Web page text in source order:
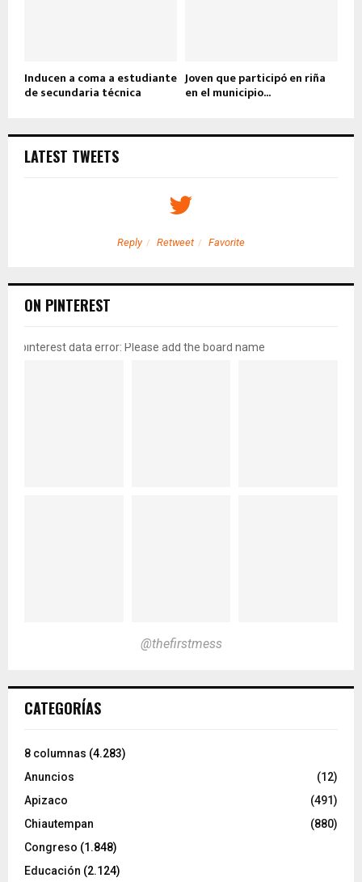
Inducen a coma a estudiante
de secundaria técnica
Joven que participó en riña
en el municipio...
LATEST TWEETS
Reply Retweet Favorite
ON PINTEREST
pinterest data error: Please add the board name
@thefirstmess
CATEGORÍAS
8 columnas (4.283)
Anuncios
(12)
Apizaco
(491)
Chiautempan
(880)
Congreso (1.848)
Educación (2.124)